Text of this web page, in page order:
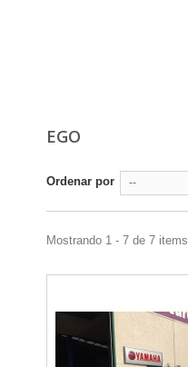
EGO
Ordenar por --
Mostrando 1 - 7 de 7 items